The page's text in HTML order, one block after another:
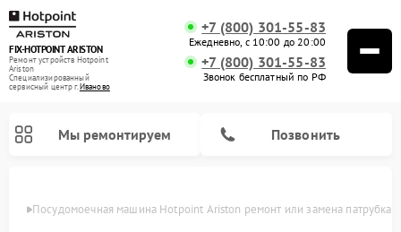
FIX-HOTPOINT ARISTON
Ремонт устройств Hotpoint
Ariston
Специализированный
cервисный центр г.Иваново
+7 (800) 301-55-83
Ежедневно, с 10:00 до 20:00
+7 (800) 301-55-83
Звонок бесплатный по РФ
Мы ремонтируем Позвонить
Посудомоечная машина Hotpoint Ariston ремонт или замена патрубка